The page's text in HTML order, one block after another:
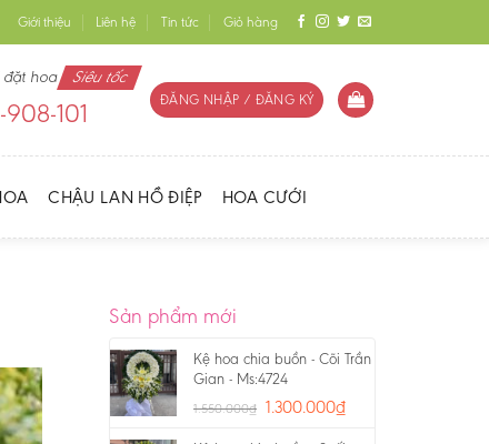
Giới thiệu Liên hệ Tin tức Giỏ hàng
đặt hoa Siêu tốc
101 ĐĂNG NHẬP / ĐĂNG KÝ
CHẬU LAN HỒ ĐIỆP HOA CƯỚI
Sản phẩm mới
Kệ hoa chia buồn - Cõi Trần
Gian - Ms:4724
1.550.000₫ 1.300.000₫